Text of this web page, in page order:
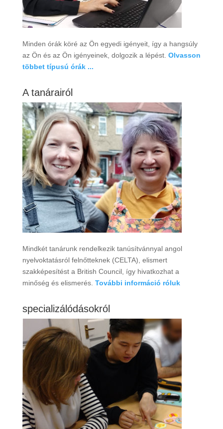
Minden órák köré az Ön egyedi igényeit, így a hangsúly
az Ön és az Ön igényeinek, dolgozik a lépést. Olvasson
többet típusú órák ...
A tanárairól
Mindkét tanárunk rendelkezik tanúsítvánnyal angol
nyelvoktatásról felnőtteknek (CELTA), elismert
szakképesítést a British Council, így hivatkozhat a
minőség és elismerés. További információ róluk
specializálódásokról